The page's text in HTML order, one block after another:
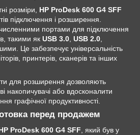
розміри, HP ProDesk 600 G4 SFF
підключення і розширення.
портами для підключення
такими як USB 3.0, USB 2.0,
Це забезпечує універсальність
принтерів, сканерів та інших
для розширення дозволяють
накопичувачі або вдосконалити
графічної продуктивності.
перед продажем
ProDesk 600 G4 SFF , який був у